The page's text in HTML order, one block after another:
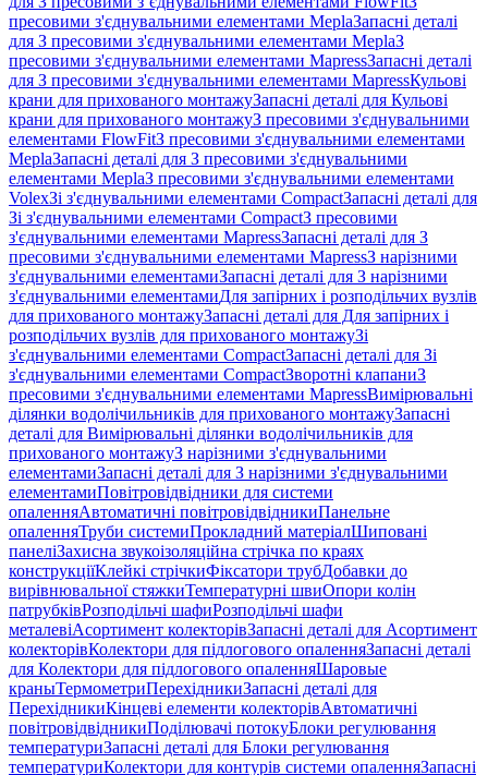
пресовими з'єднувальними елементами MeplaЗапасні деталі
для З пресовими з'єднувальними елементами MeplaЗ
пресовими з'єднувальними елементами MapressЗапасні деталі
для З пресовими з'єднувальними елементами MapressКульові
крани для прихованого монтажуЗапасні деталі для Кульові
крани для прихованого монтажуЗ пресовими з'єднувальними
елементами FlowFitЗ пресовими з'єднувальними елементами
MeplaЗапасні деталі для З пресовими з'єднувальними
елементами MeplaЗ пресовими з'єднувальними елементами
VolexЗі з'єднувальними елементами CompactЗапасні деталі для
Зі з'єднувальними елементами CompactЗ пресовими
з'єднувальними елементами MapressЗапасні деталі для З
пресовими з'єднувальними елементами MapressЗ нарізними
з'єднувальними елементамиЗапасні деталі для З нарізними
з'єднувальними елементамиДля запірних і розподільчих вузлів
для прихованого монтажуЗапасні деталі для Для запірних і
розподільчих вузлів для прихованого монтажуЗі
з'єднувальними елементами CompactЗапасні деталі для Зі
з'єднувальними елементами CompactЗворотні клапаниЗ
пресовими з'єднувальними елементами MapressВимірювальні
ділянки водолічильників для прихованого монтажуЗапасні
деталі для Вимірювальні ділянки водолічильників для
прихованого монтажуЗ нарізними з'єднувальними
елементамиЗапасні деталі для З нарізними з'єднувальними
елементамиПовітровідвідники для системи
опаленняАвтоматичні повітровідвідникиПанельне
опаленняТруби системиПрокладний матеріалШиповані
панеліЗахисна звукоізоляційна стрічка по краях
конструкціїКлейкі стрічкиФіксатори трубДобавки до
вирівнювальної стяжкиТемпературні швиОпори колін
патрубківРозподільчі шафиРозподільчі шафи
металевіАсортимент колекторівЗапасні деталі для Асортимент
колекторівКолектори для підлогового опаленняЗапасні деталі
для Колектори для підлогового опаленняШаровые
краныТермометриПерехідникиЗапасні деталі для
ПерехідникиКінцеві елементи колекторівАвтоматичні
повітровідвідникиПоділювачі потокуБлоки регулювання
температуриЗапасні деталі для Блоки регулювання
температуриКолектори для контурів системи опаленняЗапасні